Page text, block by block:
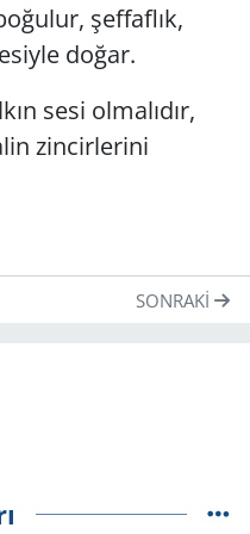
şeffaflık,
doğar.
sesi olmalıdır,
zincirlerini
SONRAKI